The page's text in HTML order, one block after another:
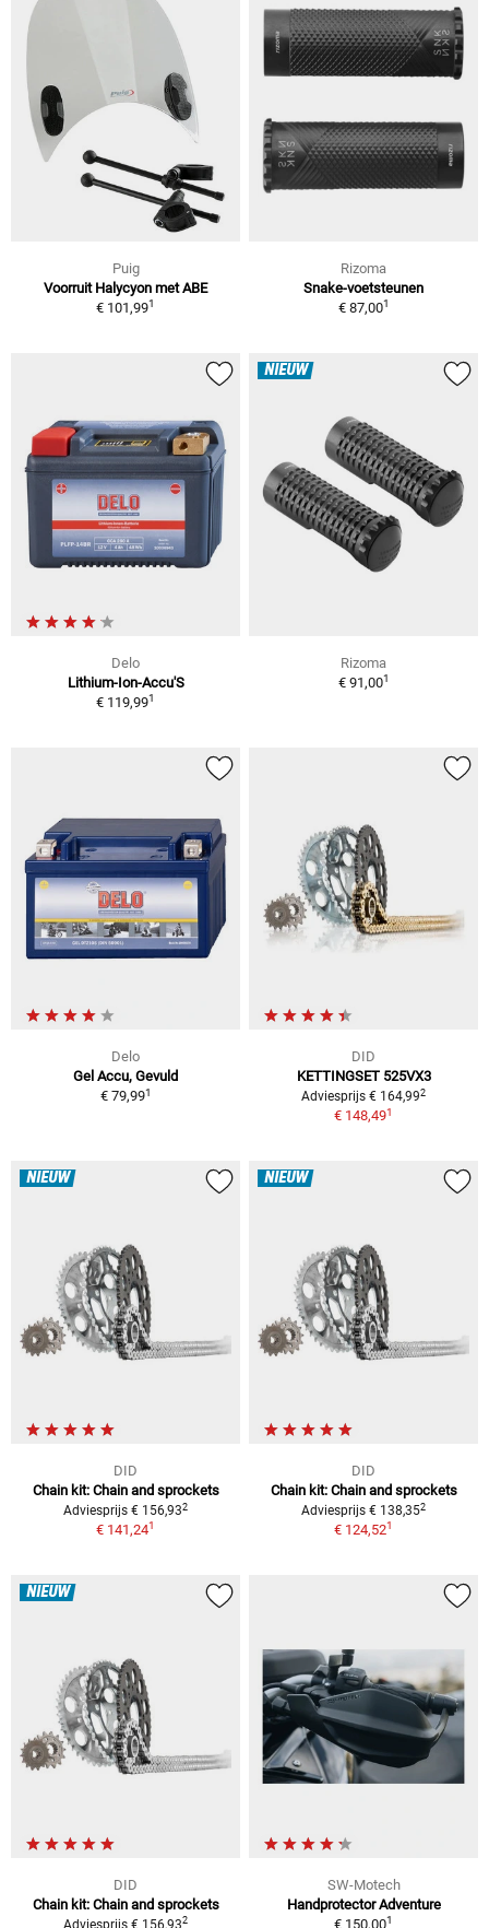
Puig
Voorruit Halycyon met ABE
€ 101,991
Rizoma
Snake-voetsteunen
€ 87,001
Delo
Lithium-Ion-Accu'S
€ 119,991
NIEUW
Rizoma
€ 91,001
Delo
Gel Accu, Gevuld
€ 79,991
DID
KETTINGSET 525VX3
Adviesprijs € 164,992
€ 148,491
NIEUW
DID
Chain kit: Chain and sprockets
Adviesprijs € 156,932
€ 141,241
NIEUW
DID
Chain kit: Chain and sprockets
Adviesprijs € 138,352
€ 124,521
NIEUW
DID
Chain kit: Chain and sprockets
Adviesprijs € 156,932
SW-Motech
Handprotector Adventure
€ 150,001